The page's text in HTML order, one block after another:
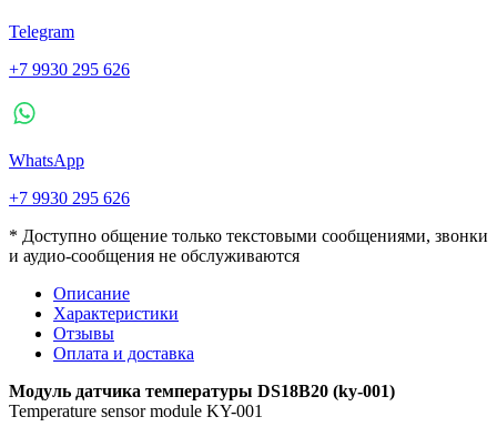
Telegram
+7 9930 295 626
WhatsApp
+7 9930 295 626
* Доступно общение только текстовыми сообщениями, звонки
и аудио-сообщения не обслуживаются
Описание
Характеристики
Отзывы
Оплата и доставка
Модуль датчика температуры DS18B20 (ky-001)
Temperature sensor module KY-001